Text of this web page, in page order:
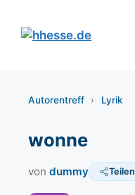
Inhalt
springen
Autorentreff › Lyrik
wonne
von dummy Teilen